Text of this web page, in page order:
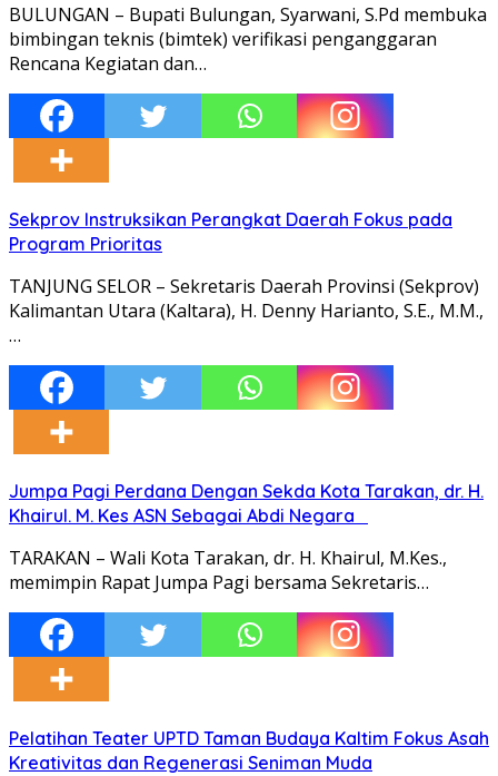
BULUNGAN – Bupati Bulungan, Syarwani, S.Pd membuka
bimbingan teknis (bimtek) verifikasi penganggaran
Rencana Kegiatan dan…
Sekprov Instruksikan Perangkat Daerah Fokus pada
Program Prioritas
TANJUNG SELOR – Sekretaris Daerah Provinsi (Sekprov)
Kalimantan Utara (Kaltara), H. Denny Harianto, S.E., M.M.,
…
Jumpa Pagi Perdana Dengan Sekda Kota Tarakan, dr. H.
Khairul. M. Kes ASN Sebagai Abdi Negara
TARAKAN – Wali Kota Tarakan, dr. H. Khairul, M.Kes.,
memimpin Rapat Jumpa Pagi bersama Sekretaris…
Pelatihan Teater UPTD Taman Budaya Kaltim Fokus Asah
Kreativitas dan Regenerasi Seniman Muda